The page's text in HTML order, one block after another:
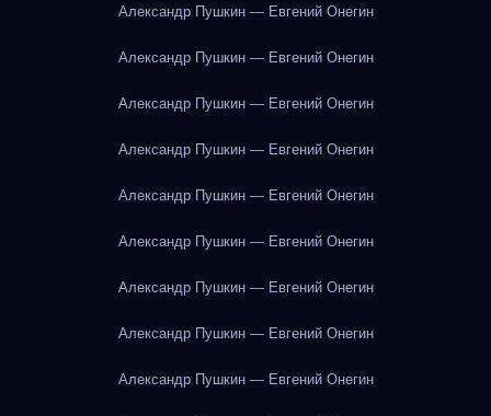
Александр Пушкин — Евгений Онегин
Александр Пушкин — Евгений Онегин
Александр Пушкин — Евгений Онегин
Александр Пушкин — Евгений Онегин
Александр Пушкин — Евгений Онегин
Александр Пушкин — Евгений Онегин
Александр Пушкин — Евгений Онегин
Александр Пушкин — Евгений Онегин
Александр Пушкин — Евгений Онегин